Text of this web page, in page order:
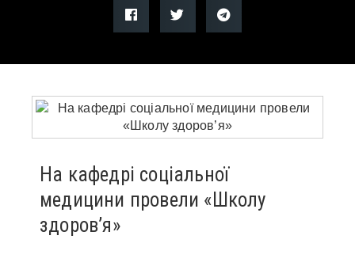
На кафедрі соціальної
медицини провели «Школу
здоров’я»